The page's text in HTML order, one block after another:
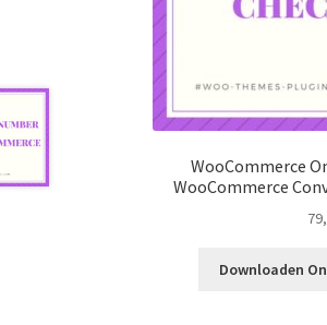
WooCommerce
WooCommerce
Downloaden